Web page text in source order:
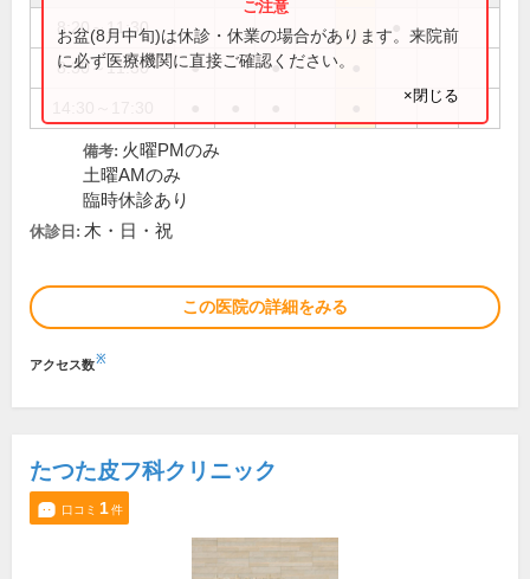
8:20～11:30
8:30～11:30 ● ●
お盆(8月中旬)は休診・休業の場合があります。来院前
に必ず医療機関に直接ご確認ください。
×閉じる
備考: 火曜PMのみ
土曜AMのみ
臨時休診あり
休診日: 木・日・祝
この医院の詳細をみる
アクセス数※
たつた皮フ科クリニック
口コミ 1件